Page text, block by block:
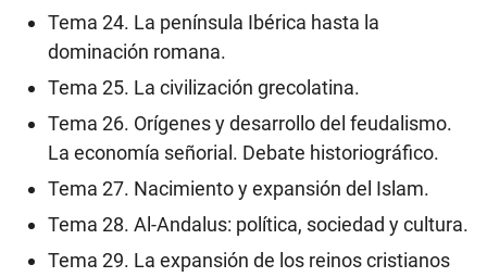
Tema 24. La península Ibérica hasta la
dominación romana.
Tema 25. La civilización grecolatina.
Tema 26. Orígenes y desarrollo del feudalismo.
La economía señorial. Debate historiográfico.
Tema 27. Nacimiento y expansión del Islam.
Tema 28. Al-Andalus: política, sociedad y cultura.
Tema 29. La expansión de los reinos cristianos